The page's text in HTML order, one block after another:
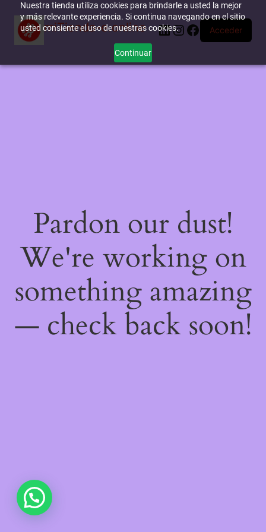
Nuestra tienda utiliza cookies para brindarle a usted la mejor
y más relevante experiencia. Si continua navegando en el sitio
usted consiente el uso de nuestras cookies.
Continuar
miTienda-e.online LinkedIn
Instagram
Facebook
Acceder
Pardon our dust!
We're working on
something amazing
— check back soon!